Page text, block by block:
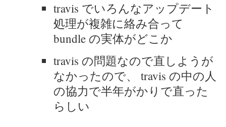
travis でいろんなアップデート
処理が複雑に絡み合って
bundle の実体がどこか
travis の問題なので直しようが
なかったので、 travis の中の人
の協力で半年がかりで直った
らしい